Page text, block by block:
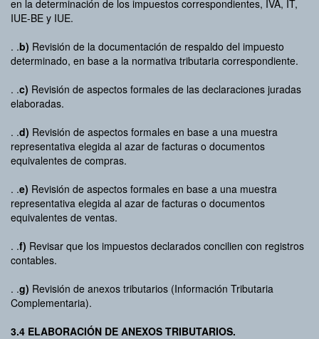
en la determinación de los impuestos correspondientes, IVA, IT,
IUE-BE y IUE.
. .b) Revisión de la documentación de respaldo del impuesto
determinado, en base a la normativa tributaria correspondiente.
. .c) Revisión de aspectos formales de las declaraciones juradas
elaboradas.
. .d) Revisión de aspectos formales en base a una muestra
representativa elegida al azar de facturas o documentos
equivalentes de compras.
. .e) Revisión de aspectos formales en base a una muestra
representativa elegida al azar de facturas o documentos
equivalentes de ventas.
. .f) Revisar que los impuestos declarados concilien con registros
contables.
. .g) Revisión de anexos tributarios (Información Tributaria
Complementaria).
3.4 ELABORACIÓN DE ANEXOS TRIBUTARIOS.